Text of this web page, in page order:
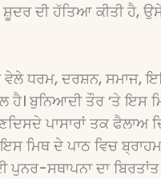
ਦੀ ਹੱਤਿਆ ਕੀਤੀ ਹੈ,
ਧਰਮ, ਦਰਸ਼ਨ, ਸਮਾਜ,
ਹੈ। ਬੁਨਿਆਦੀ ਤੌਰ ’ਤੇ ਇਸ
ਪਾਸਾਰਾਂ ਤਕ ਫੈਲਾਅ
ਮਿਥ ਦੇ ਪਾਠ ਵਿਚ
ਸਥਾਪਨਾ ਦਾ